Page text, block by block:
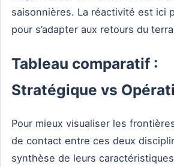
saisonnières. La réactivité est ici
pour s’adapter aux retours du
Tableau comparatif :
Stratégique vs
Pour mieux visualiser les
de contact entre ces deux
synthèse de leurs